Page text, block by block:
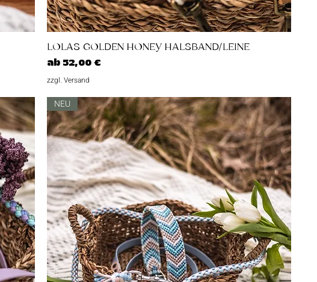
Schnellansicht
LOLAS GOLDEN HONEY HALSBAND/LEINE
ab 52,00 €
Sale-Preis
zzgl. Versand
NEU